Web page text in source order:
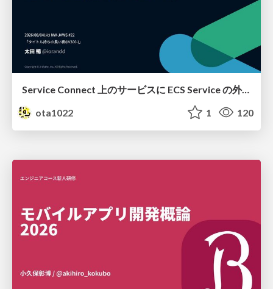
Service Connect 上のサービスに ECS Service の外側から到達できなかった話
ota1022
1 120